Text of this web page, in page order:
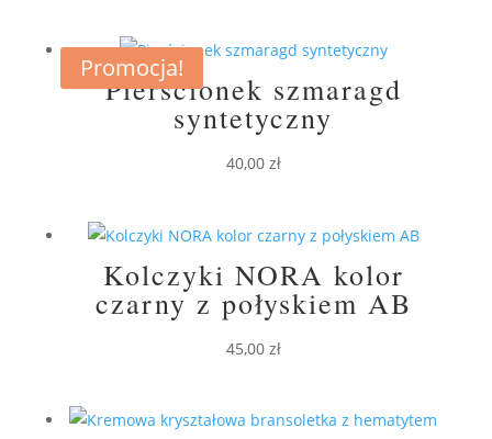
Pierścionek szmaragd
syntetyczny
40,00 zł
Kolczyki NORA kolor
czarny z połyskiem AB
45,00 zł
Promocja!